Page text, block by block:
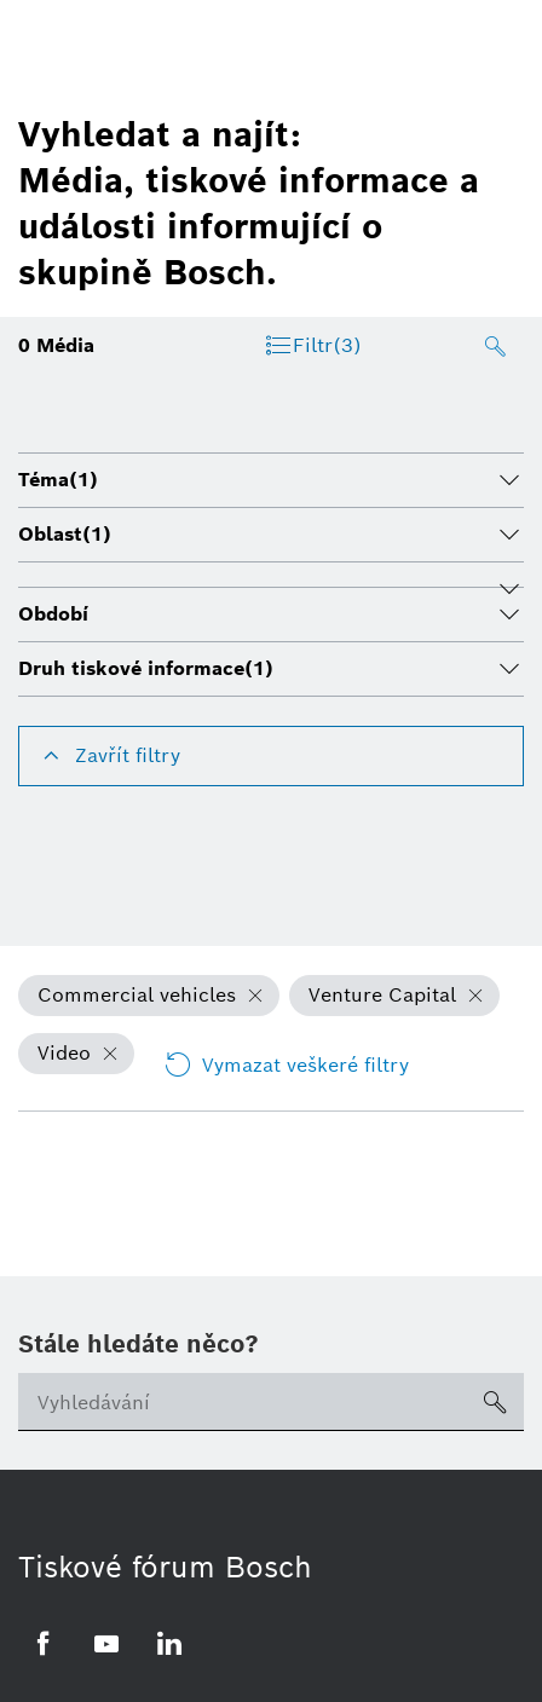
Vyhledat a najít:
Média, tiskové informace a
události informující o
skupině Bosch.
0 Média Filtr(3)
Téma(1)
Oblast(1)
Období
Druh tiskové informace(1)
Zavřít filtry
Commercial vehicles Venture Capital
Video Vymazat veškeré filtry
Stále hledáte něco?
Tiskové fórum Bosch